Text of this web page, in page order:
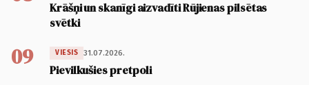
Krāšņi un skanīgi aizvadīti Rūjienas pilsētas
svētki
09 VIESIS 31.07.2026.
Pievilkušies pretpoli